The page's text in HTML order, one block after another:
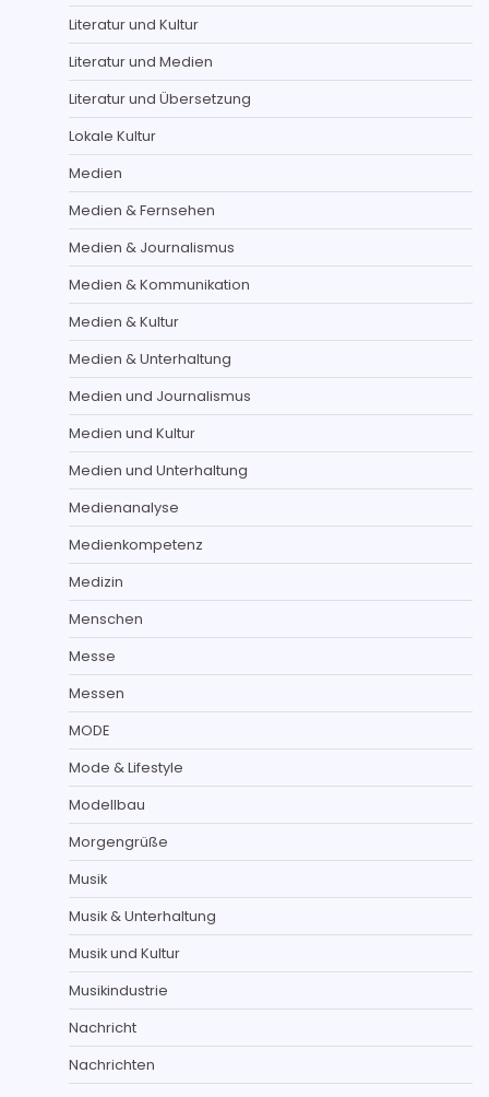
Literatur und Kultur
Literatur und Medien
Literatur und Übersetzung
Lokale Kultur
Medien
Medien & Fernsehen
Medien & Journalismus
Medien & Kommunikation
Medien & Kultur
Medien & Unterhaltung
Medien und Journalismus
Medien und Kultur
Medien und Unterhaltung
Medienanalyse
Medienkompetenz
Medizin
Menschen
Messe
Messen
MODE
Mode & Lifestyle
Modellbau
Morgengrüße
Musik
Musik & Unterhaltung
Musik und Kultur
Musikindustrie
Nachricht
Nachrichten